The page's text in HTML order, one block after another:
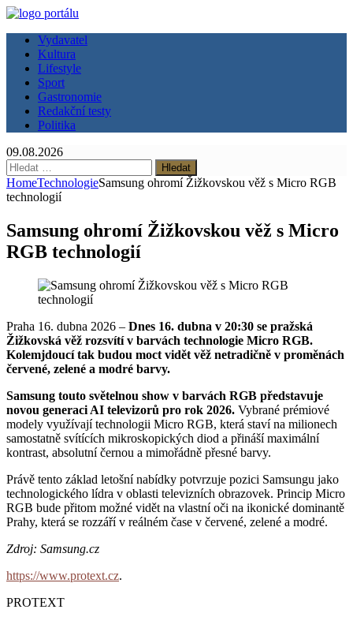
Vydavatel
Kultura
Lifestyle
Sport
Gastronomie
Redakční testy
Politika
09.08.2026
Vyhledávání
HomeTechnologieSamsung ohromí Žižkovskou věž s Micro RGB
technologií
Samsung ohromí Žižkovskou věž s Micro
RGB technologií
Praha 16. dubna 2026 – Dnes 16. dubna v 20:30 se pražská
Žižkovská věž rozsvítí v barvách technologie Micro RGB.
Kolemjdoucí tak budou moct vidět věž netradičně v proměnách
červené, zelené a modré barvy.
Samsung touto světelnou show v barvách RGB představuje
novou generaci AI televizorů pro rok 2026. Vybrané prémiové
modely využívají technologii Micro RGB, která staví na milionech
samostatně svítících mikroskopických diod a přináší maximální
kontrast, absolutní černou a mimořádně přesné barvy.
Právě tento základ letošní nabídky potvrzuje pozici Samsungu jako
technologického lídra v oblasti televizních obrazovek. Princip Micro
RGB bude přitom možné vidět na vlastní oči na ikonické dominantě
Prahy, která se rozzáří v reálném čase v červené, zelené a modré.
Zdroj: Samsung.cz
https://www.protext.cz.
PROTEXT